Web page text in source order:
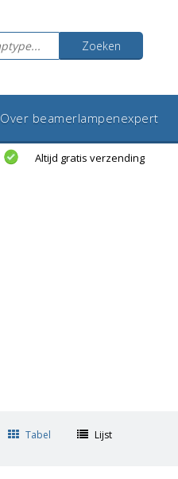
Zoeken
Over beamerlampenexpert
Altijd gratis verzending
Tabel Lijst